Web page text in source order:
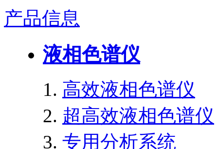
产品信息
液相色谱仪
高效液相色谱仪
超高效液相色谱仪
专用分析系统